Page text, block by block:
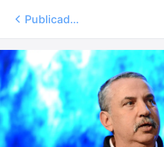
Publicados